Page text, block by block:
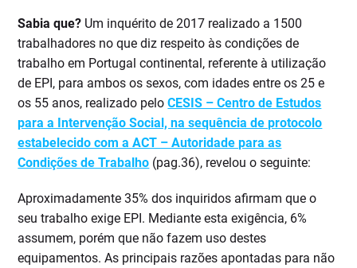
Sabia que? Um inquérito de 2017 realizado a 1500
trabalhadores no que diz respeito às condições de
trabalho em Portugal continental, referente à utilização
de EPI, para ambos os sexos, com idades entre os 25 e
os 55 anos, realizado peloCESIS – Centro de Estudos
para a Intervenção Social, na sequência de protocolo
estabelecido com a ACT – Autoridade para as
Condições de Trabalho (pag.36), revelou o seguinte:
Aproximadamente 35% dos inquiridos afirmam que o
seu trabalho exige EPI. Mediante esta exigência, 6%
assumem, porém que não fazem uso destes
equipamentos. As principais razões apontadas para não